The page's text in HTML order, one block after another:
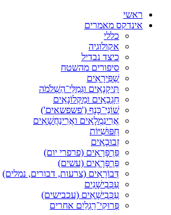
ראשי
אינדקס מאמרים
כללי
אקולוגיה
כיצד נבדיל
סיפורים מהשטח
שַׁפִּירָאִים
תִּיקָנָאִים וגְּמַלֵּי־הַשְׁלֹמֹה
חַגְבָאִים ומַקְּלוֹנָאִים
שׁוֹנֵי־כָּנָף ('פשפשאים')
אֲרִינִמְלָאִים ואֲרִינַחֲשָׁאִים
חִפּוּשִׁיּוֹת
זְבוּבָאִים
פַּרְפָּרָאִים (פרפרי יום)
פַּרְפָּרָאִים (עשים)
דְּבוֹרָאִים (צרעות, דבורים, נמלים)
עַכְּבִישָׁנִים
עַכְּבִישָׁאִים (עכבישים)
פְּרוּקֵי־רַגְלַיִם אחרים